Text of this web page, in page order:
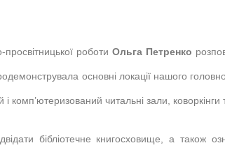
просвітницької роботи Ольга Петренко
основні локації нашого
і комп’ютеризований читальні зали, коворкінги
бібліотечне книгосховище, а також